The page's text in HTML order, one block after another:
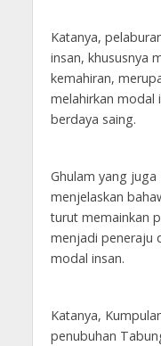
Katanya,
insan, khususnya
kemahiran,
melahirkan modal
berdaya saing.
Ghulam yang juga
menjelaskan
turut memainkan
menjadi peneraju
modal insan.
Katanya,
penubuhan